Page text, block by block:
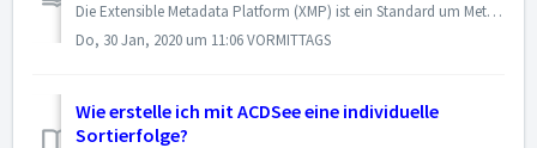
Die Extensible Metadata Platform (XMP) ist ein Standard um Metadaten (seien sie standardisiert oder proprietär) zu erfassen, abzuspeichern und weiterzugeben....
Do, 30 Jan, 2020 um 11:06 VORMITTAGS
Wie erstelle ich mit ACDSee eine individuelle
Sortierfolge?